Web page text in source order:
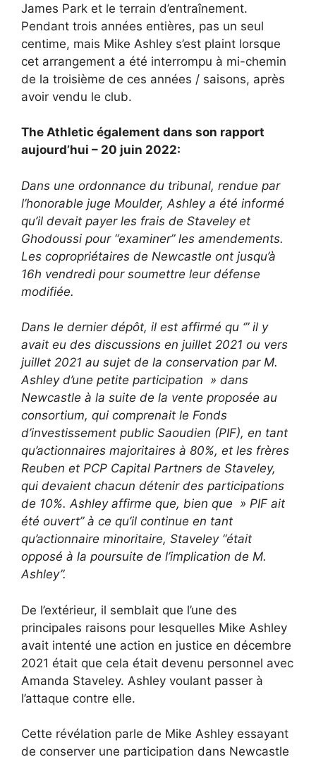
James Park et le terrain d’entraînement.
Pendant trois années entières, pas un seul
centime, mais Mike Ashley s’est plaint lorsque
cet arrangement a été interrompu à mi-chemin
de la troisième de ces années / saisons, après
avoir vendu le club.
The Athletic également dans son rapport
aujourd’hui – 20 juin 2022:
Dans une ordonnance du tribunal, rendue par
l’honorable juge Moulder, Ashley a été informé
qu’il devait payer les frais de Staveley et
Ghodoussi pour “examiner” les amendements.
Les copropriétaires de Newcastle ont jusqu’à
16h vendredi pour soumettre leur défense
modifiée.
Dans le dernier dépôt, il est affirmé qu ‘” il y
avait eu des discussions en juillet 2021 ou vers
juillet 2021 au sujet de la conservation par M.
Ashley d’une petite participation » dans
Newcastle à la suite de la vente proposée au
consortium, qui comprenait le Fonds
d’investissement public Saoudien (PIF), en tant
qu’actionnaires majoritaires à 80%, et les frères
Reuben et PCP Capital Partners de Staveley,
qui devaient chacun détenir des participations
de 10%. Ashley affirme que, bien que » PIF ait
été ouvert” à ce qu’il continue en tant
qu’actionnaire minoritaire, Staveley “était
opposé à la poursuite de l’implication de M.
Ashley”.
De l’extérieur, il semblait que l’une des
principales raisons pour lesquelles Mike Ashley
avait intenté une action en justice en décembre
2021 était que cela était devenu personnel avec
Amanda Staveley. Ashley voulant passer à
l’attaque contre elle.
Cette révélation parle de Mike Ashley essayant
de conserver une participation dans Newcastle